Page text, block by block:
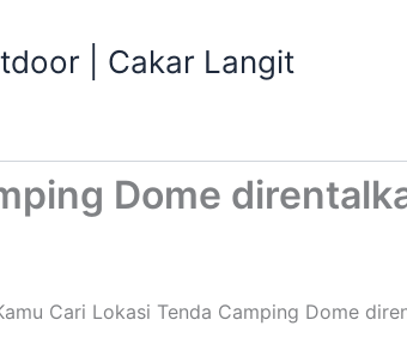
| Cakar Langit
Dome
Cari Lokasi Tenda Camping Dome